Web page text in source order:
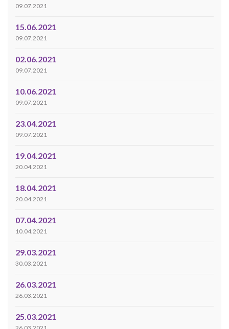
09.07.2021
15.06.2021
09.07.2021
02.06.2021
09.07.2021
10.06.2021
09.07.2021
23.04.2021
09.07.2021
19.04.2021
20.04.2021
18.04.2021
20.04.2021
07.04.2021
10.04.2021
29.03.2021
30.03.2021
26.03.2021
26.03.2021
25.03.2021